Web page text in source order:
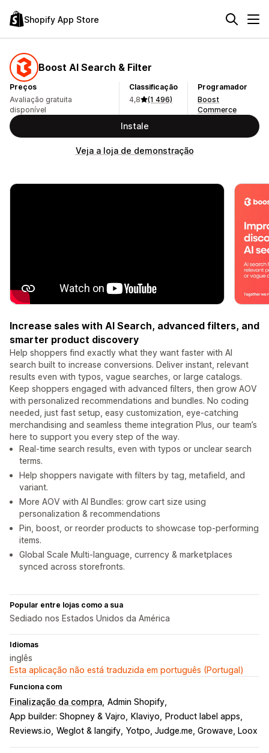
Shopify App Store
Boost AI Search & Filter
Preços
Avaliação gratuita
disponível
Classificação
4,8
(1 496)
Programador
Boost
Commerce
Instale
Veja a loja de demonstração
Increase sales with AI Search, advanced filters, and
smarter product discovery
Help shoppers find exactly what they want faster with AI
search built to increase conversions. Deliver instant, relevant
results even with typos, vague searches, or large catalogs.
Keep shoppers engaged with advanced filters, then grow AOV
with personalized recommendations and bundles. No coding
needed, just fast setup, easy customization, eye-catching
merchandising and seamless theme integration Plus, our team’s
here to support you every step of the way.
Real-time search results, even with typos or unclear search
terms.
Help shoppers navigate with filters by tag, metafield, and
variant.
More AOV with AI Bundles: grow cart size using
personalization & recommendations
Pin, boost, or reorder products to showcase top-performing
items.
Global Scale Multi-language, currency & marketplaces
synced across storefronts.
Popular entre lojas como a sua
Sediado nos Estados Unidos da América
Idiomas
inglês
Esta aplicação não está traduzida em português (Portugal)
Funciona com
Finalização da compra Admin Shopify
App builder: Shopney & Vajro
Klaviyo
Product label apps
Reviews.io Weglot & langify Yotpo, Judge.me, Growave, Loox